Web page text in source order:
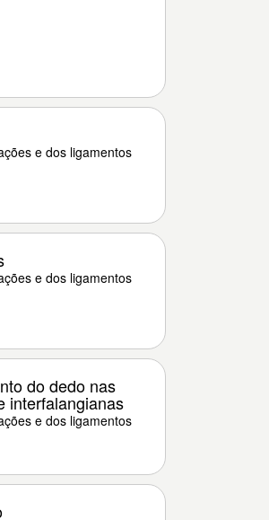
e dos ligamentos
e dos ligamentos
do dedo nas
interfalangianas
e dos ligamentos